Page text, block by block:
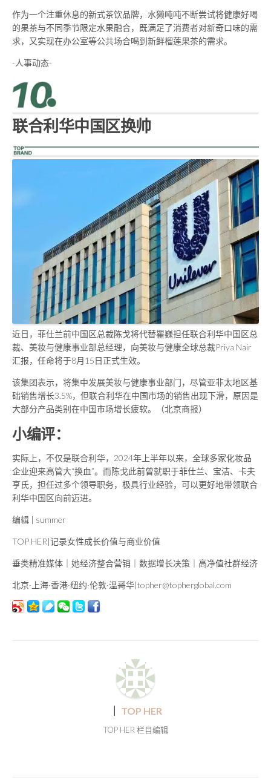
作为一个注重休息的新式茶饮品牌，水獭吨吨不断尝试将健康好喝
的果茶与不同季节限定水果融合，既满足了消费者对新奇口味的需
求，又实现在办公室等公共场合喝到新鲜榴莲果茶的需求。
-人事动态-
联合利华中国区换帅
近日，菲仕兰前中国区总裁陈戈将代替瞿巍担任联合利华中国区总
裁、美妆与健康事业部总经理，向美妆与健康全球总裁Priya Nair
汇报，任命将于8月15日正式生效。
该集团表示，将集中发展美妆与健康事业部门，尽管亚非太地区基
础销售增长3.5%，但联合利华在中国市场的销售出现下滑，原因是
大部分产品类别在中国市场增长疲软。（北京商报）
小编评：
实际上，不仅是联合利华，2024年上半年以来，全球多家化妆品
企业迎来高管大“换血”。而陈戈此前曾就职于菲仕兰、宝洁、卡夫
亨氏，担任过多个领导职务，极具行业经验，可以更好地带领联合
利华中国区向前迈进。
编辑 | summer
TOP HER|记录女性成长价值与商业价值
垂类精准媒体｜她经济整合营销｜数据增长决策｜高净值社群经济
北京·上海·香港·纽约·伦敦·温哥华|topher@topherglobal.com
TOP HER
TOP HER 栏目编辑